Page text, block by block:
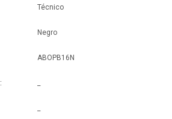
Técnico
Negro
ABOPB16N